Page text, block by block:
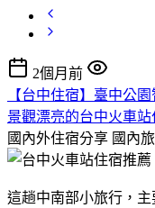
2個月前
【台中住宿】臺中公
景觀漂亮的台中火車站
國內外住宿分享 國內
這趟中南部小旅行，